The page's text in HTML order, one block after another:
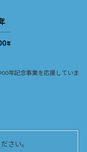
年記念事業を応援していま
さい。